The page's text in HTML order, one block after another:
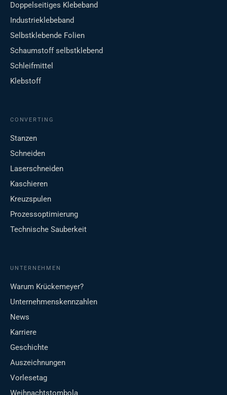
Doppelseitiges Klebeband
Industrieklebeband
Selbstklebende Folien
Schaumstoff selbstklebend
Schleifmittel
Klebstoff
CONVERTING
Stanzen
Schneiden
Laserschneiden
Kaschieren
Kreuzspulen
Prozessoptimierung
Technische Sauberkeit
UNTERNEHMEN
Warum Krückemeyer?
Unternehmenskennzahlen
News
Karriere
Geschichte
Auszeichnungen
Vorlesetag
Weihnachtstombola